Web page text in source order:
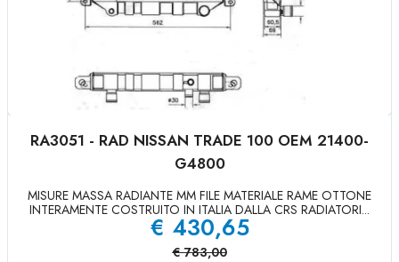
RA3051 - RAD NISSAN TRADE 100 OEM 21400-
G4800
MISURE MASSA RADIANTE MM FILE MATERIALE RAME OTTONE
INTERAMENTE COSTRUITO IN ITALIA DALLA CRS RADIATORI...
€ 430,65
€ 783,00